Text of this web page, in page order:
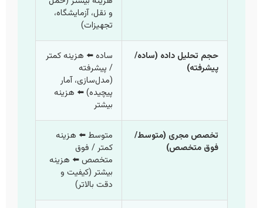
و نقل، آزمایشگاه،
تجهیزات)
حجم تحلیل داده (ساده/
پیشرفته)
ساده ⬅️ هزینه کمتر
/ پیشرفته
(مدل‌سازی، آمار
پیچیده) ⬅️ هزینه
بیشتر
تخصص مجری (متوسط/
فوق متخصص)
متوسط ⬅️ هزینه
کمتر / فوق
متخصص ⬅️ هزینه
بیشتر (کیفیت و
دقت بالاتر)